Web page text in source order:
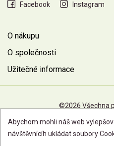
Facebook Instagram
O nákupu
O společnosti
Užitečné informace
©2026 Všechna
Abychom mohli náš web
návštěvnícíh ukládat soubory